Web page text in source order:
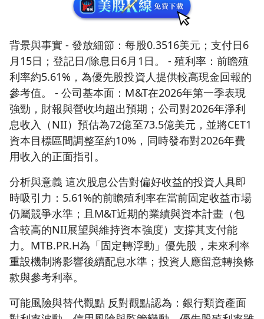
背景與事實 - 發放細節：每股0.3516美元；支付日6
月15日；登記日/除息日6月1日。 - 殖利率：前瞻殖
利率約5.61%，為優先股投資人提供較高現金回報的
參考值。 - 公司基本面：M&T在2026年第一季表現
強勁，財報與營收均超出預期；公司對2026年淨利
息收入（NII）預估為72億至73.5億美元，並將CET1
資本目標區間調整至約10%，同時發布對2026年費
用收入的正面指引。
分析與意義 這次股息公告對偏好收益的投資人具即
時吸引力：5.61%的前瞻殖利率在當前固定收益市場
仍屬競爭水準；且M&T近期的業績與資本計畫（包
含較高的NII展望與維持資本強度）支撐其支付能
力。MTB.PR.H為「固定轉浮動」優先股，未來利率
重設機制將影響後續配息水準；投資人應留意轉換條
款與參考利率。
可能風險與替代觀點 反對觀點認為：銀行類資產面